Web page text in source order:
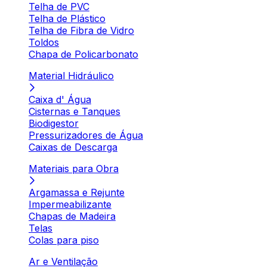
Telha de PVC
Telha de Plástico
Telha de Fibra de Vidro
Toldos
Chapa de Policarbonato
Material Hidráulico
Caixa d' Água
Cisternas e Tanques
Biodigestor
Pressurizadores de Água
Caixas de Descarga
Materiais para Obra
Argamassa e Rejunte
Impermeabilizante
Chapas de Madeira
Telas
Colas para piso
Ar e Ventilação